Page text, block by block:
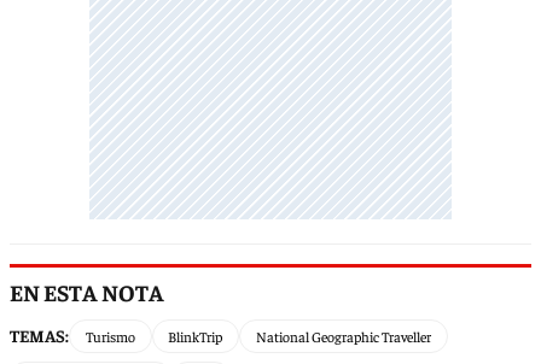
EN ESTA NOTA
TEMAS: Turismo BlinkTrip National Geographic Traveller